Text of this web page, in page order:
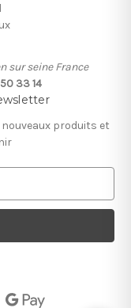
sur seine France
33 14
produits et